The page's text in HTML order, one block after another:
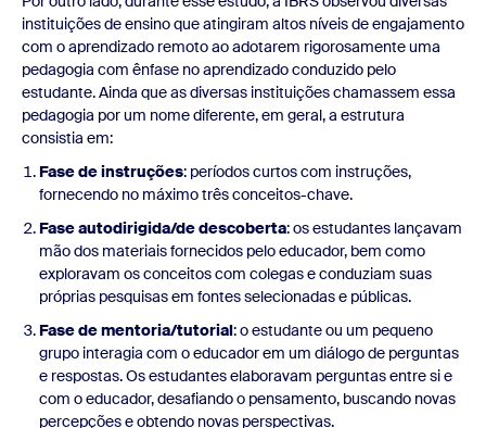
instituições de ensino que atingiram altos níveis de engajamento
com o aprendizado remoto ao adotarem rigorosamente uma
pedagogia com ênfase no aprendizado conduzido pelo
estudante. Ainda que as diversas instituições chamassem essa
pedagogia por um nome diferente, em geral, a estrutura
consistia em:
Fase de instruções: períodos curtos com instruções,
fornecendo no máximo três conceitos-chave.
Fase autodirigida/de descoberta: os estudantes lançavam
mão dos materiais fornecidos pelo educador, bem como
exploravam os conceitos com colegas e conduziam suas
próprias pesquisas em fontes selecionadas e públicas.
Fase de mentoria/tutorial: o estudante ou um pequeno
grupo interagia com o educador em um diálogo de perguntas
e respostas. Os estudantes elaboravam perguntas entre si e
com o educador, desafiando o pensamento, buscando novas
percepções e obtendo novas perspectivas.